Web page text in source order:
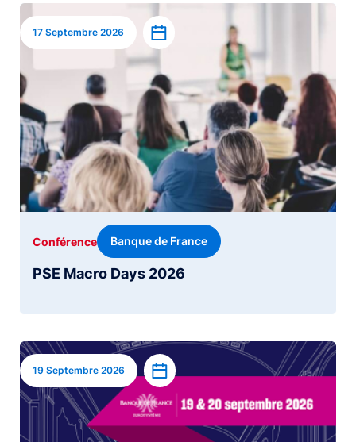
Image
17 Septembre 2026 Ajouter à l’agenda
PSE Macro Days 2026
Conférence Banque de France
Image
19 Septembre 2026 Ajouter à l’agenda